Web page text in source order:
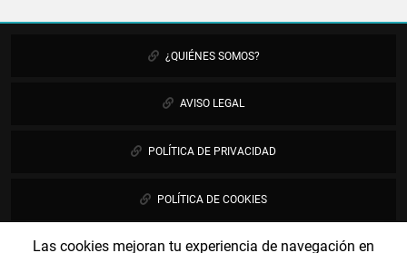
Las cookies mejoran tu experiencia de navegación en
¿QUIÉNES SOMOS?
AVISO LEGAL
POLÍTICA DE PRIVACIDAD
POLÍTICA DE COOKIES
PUBLICIDAD